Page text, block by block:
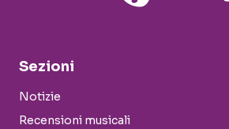
Sezioni
Notizie
Recensioni musicali